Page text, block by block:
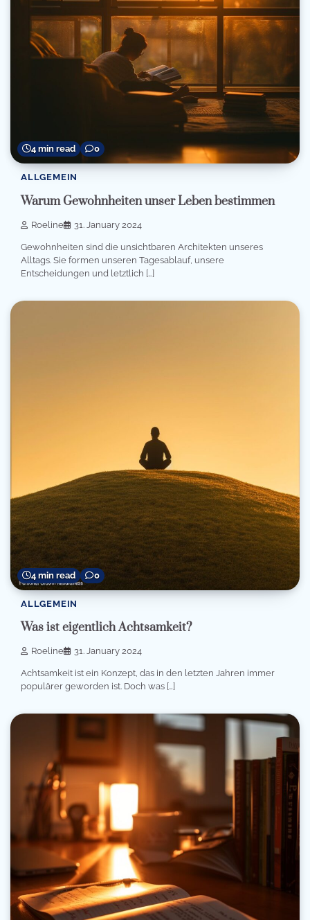
4 min read 0
ALLGEMEIN
Warum Gewohnheiten unser Leben bestimmen
Roeline 31. January 2024
Gewohnheiten sind die unsichtbaren Architekten unseres
Alltags. Sie formen unseren Tagesablauf, unsere
Entscheidungen und letztlich […]
4 min read 0
ALLGEMEIN
Was ist eigentlich Achtsamkeit?
Roeline 31. January 2024
Achtsamkeit ist ein Konzept, das in den letzten Jahren immer
populärer geworden ist. Doch was […]